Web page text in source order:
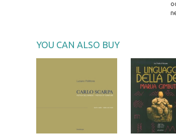
YOU CAN ALSO BUY